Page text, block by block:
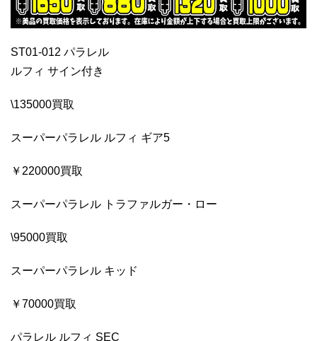
ST01-012 パラレル
ルフィ サイン付き
\135000買取
スーパーパラレル ルフィ ギア5
￥220000買取
スーパーパラレル トラファルガー・ロー
\95000買取
スーパーパラレル キッド
￥70000買取
パラレル ルフィ SEC